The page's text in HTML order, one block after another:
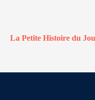
La Petite Histoire du